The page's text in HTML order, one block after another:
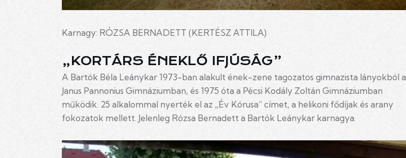
Karnagy: RÓZSA BERNADETT (KERTÉSZ ATTILA)
„KORTÁRS ÉNEKLŐ IFJÚSÁG”
A Bartók Béla Leánykar 1973-ban alakult ének-zene tagozatos gimnazista lányokból a
Janus Pannonius Gimnáziumban, és 1975 óta a Pécsi Kodály Zoltán Gimnáziumban
működik. 25 alkalommal nyerték el az „Év Kórusa” címet, a helikoni fődíjak és arany
fokozatok mellett. Jelenleg Rózsa Bernadett a Bartók Leánykar karnagya.